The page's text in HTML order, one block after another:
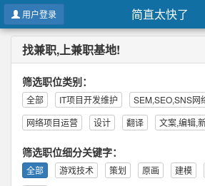
简直太快了
用户登录
找兼职,上兼职基地!
筛选职位类别：
全部 IT项目开发维护
SEM,SEO,SNS网
网络项目运营
设计 翻译 文案,编辑,
筛选职位细分关键字：
全部 游戏技术 策划 原画 建模